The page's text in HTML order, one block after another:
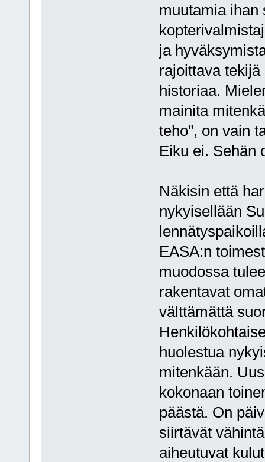
muutamia ihan
ja
rajoittava
historiaa.
mainita
teho", on vain
Eiku ei. Sehän
Näkisin että
nykyisellään
EASA:n
muodossa
rakentavat
välttämättä
huolestua
mitenkään.
kokonaan
päästä. On
siirtävät
aiheutuvat